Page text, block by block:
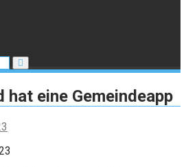
hat eine Gemeindeapp